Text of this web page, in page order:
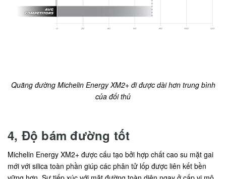
Quãng đường Michelin Energy XM2+ đi được dài hơn trung bình
của đối thủ
4, Độ bám đường tốt
Michelin Energy XM2+ được cấu tạo bởi hợp chất cao su mặt gai
mới với silica toàn phần giúp các phân tử lốp được liên kết bền